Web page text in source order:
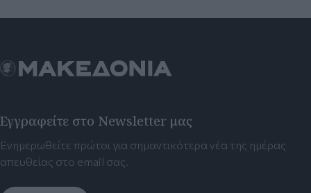
Εγγραφείτε στο Newsletter μας
Ενημερωθείτε πρώτοι για σημαντικότερα νέα της ημέρας
απευθείας στο email σας.